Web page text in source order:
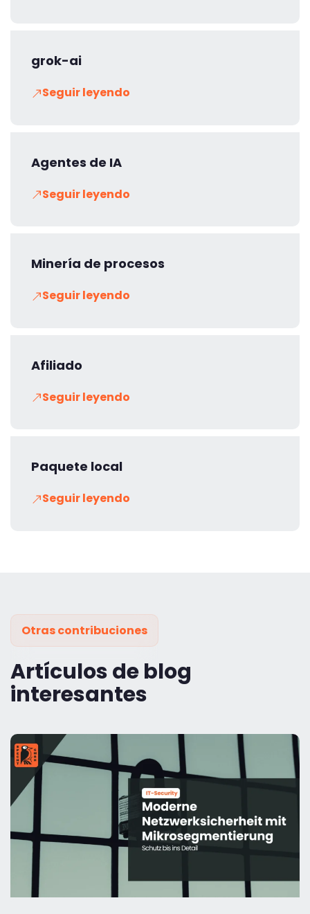
grok-ai
Seguir leyendo
Agentes de IA
Seguir leyendo
Minería de procesos
Seguir leyendo
Afiliado
Seguir leyendo
Paquete local
Seguir leyendo
Otras contribuciones
Artículos de blog
interesantes